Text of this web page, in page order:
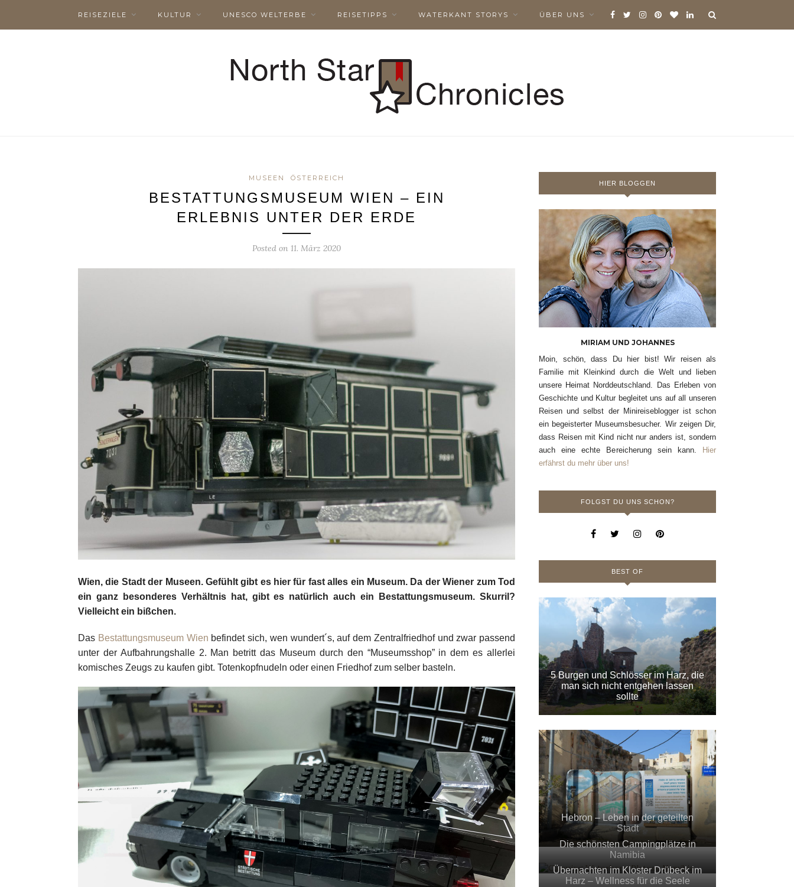
REISEZIELE KULTUR UNESCO WELTERBE REISETIPPS WATERKANT STORYS ÜBER UNS
MUSEEN ÖSTERREICH
BESTATTUNGSMUSEUM WIEN – EIN
ERLEBNIS UNTER DER ERDE
Posted on 11. März 2020
Wien, die Stadt der Museen. Gefühlt gibt es hier für fast alles ein Museum. Da der Wiener zum Tod
ein ganz besonderes Verhältnis hat, gibt es natürlich auch ein Bestattungsmuseum. Skurril?
Vielleicht ein bißchen.
Das Bestattungsmuseum Wien befindet sich, wen wundert´s, auf dem Zentralfriedhof und zwar passend
unter der Aufbahrungshalle 2. Man betritt das Museum durch den “Museumsshop” in dem es allerlei
komisches Zeugs zu kaufen gibt. Totenkopfnudeln oder einen Friedhof zum selber basteln.
HIER BLOGGEN
MIRIAM UND JOHANNES
Moin, schön, dass Du hier bist! Wir reisen als
Familie mit Kleinkind durch die Welt und lieben
unsere Heimat Norddeutschland. Das Erleben von
Geschichte und Kultur begleitet uns auf all unseren
Reisen und selbst der Minireiseblogger ist schon
ein begeisterter Museumsbesucher. Wir zeigen Dir,
dass Reisen mit Kind nicht nur anders ist, sondern
auch eine echte Bereicherung sein kann.
Hier
erfährst du mehr über uns!
FOLGST DU UNS SCHON?
BEST OF
5 Burgen und Schlösser im Harz, die
man sich nicht entgehen lassen
sollte
Hebron – Leben in der geteilten
Stadt
Die schönsten Campingplätze in
Namibia
Übernachten im Kloster Drübeck im
Harz – Wellness für die Seele